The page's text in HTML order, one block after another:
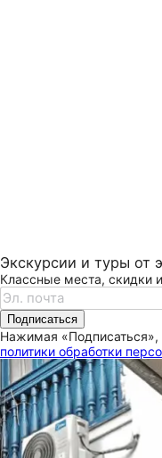
Экскурсии и туры от
Классные места, скидки
Подписаться
Нажимая «Подписаться»,
политики обработки